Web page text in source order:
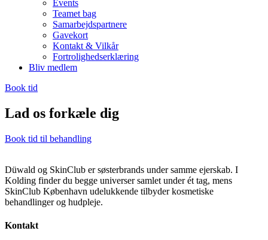
Events
Teamet bag
Samarbejdspartnere
Gavekort
Kontakt & Vilkår
Fortrolighedserklæring
Bliv medlem
Book tid
Lad os forkæle dig
Book tid til behandling
Düwald og SkinClub er søsterbrands under samme ejerskab. I
Kolding finder du begge universer samlet under ét tag, mens
SkinClub København udelukkende tilbyder kosmetiske
behandlinger og hudpleje.
Kontakt